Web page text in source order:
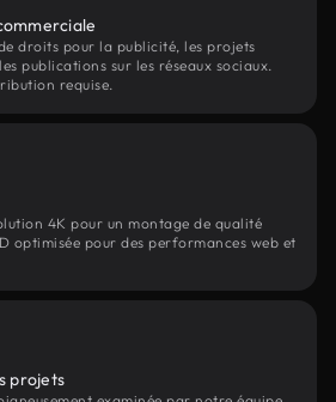
droits pour la publicité, les projets
publications sur les réseaux sociaux.
requise.
4K pour un montage de qualité
optimisée pour des performances web et
projets